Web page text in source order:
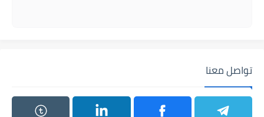
تواصل معنا